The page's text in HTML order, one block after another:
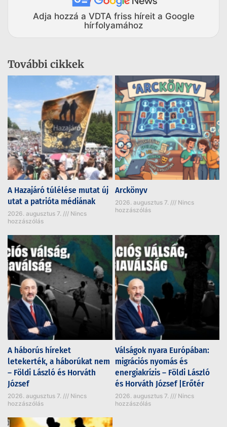
Adja hozzá a VDTA friss híreit a Google
hírfolyamához
További cikkek
A Hazajáró túlélése mutat új
utat a patrióta médiának
2026. augusztus 7.
Nincs
hozzászólás
Arckönyv
2026. augusztus 7.
Nincs
hozzászólás
A háborús híreket
letekerték, a háborúkat nem
– Földi László és Horváth
József
2026. augusztus 7.
Nincs
hozzászólás
Válságok nyara Európában:
migrációs nyomás és
energiakrízis – Földi László
és Horváth József |Erőtér
2026. augusztus 7.
Nincs
hozzászólás